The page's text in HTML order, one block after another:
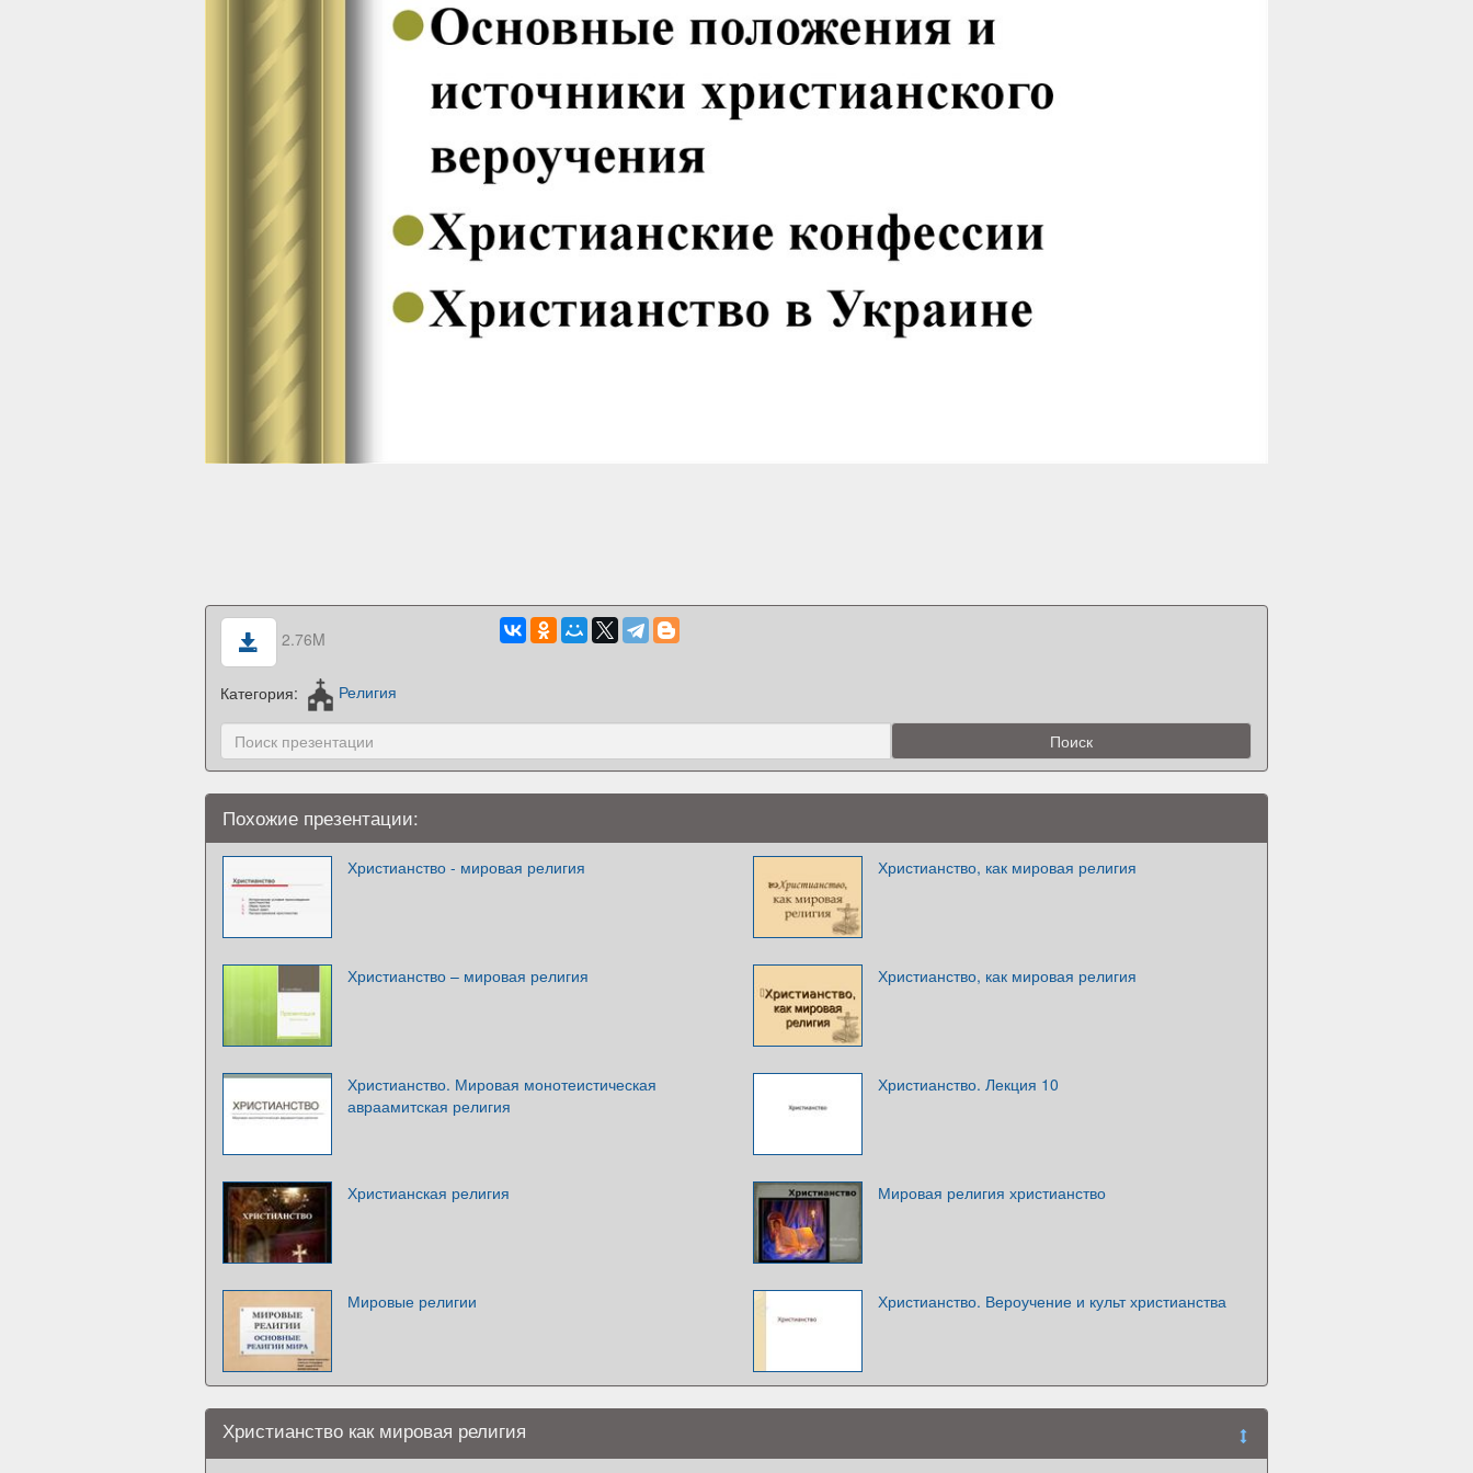
2.76M
Категория: Религия
Похожие презентации:
Христианство - мировая религия Христианство, как мировая религия
Христианство – мировая религия Христианство, как мировая религия
Христианство. Мировая монотеистическая
авраамитская религия
Христианство. Лекция 10
Христианская религия Мировая религия христианство
Мировые религии Христианство. Вероучение и культ христианства
Христианство как мировая религия